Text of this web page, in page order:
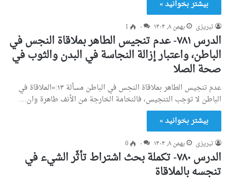
بیشتر بخوانید »
تبریزی بهمن ۸, ۱۴۰۴ ۰ 1
الدرس ۷۸۱- عدم تنجيس الطاهر بملاقاة النجس في
الباطن، واعتبار إزالة النجاسة في البدن والثوب في
صحة الصلا
عدم تنجيس الطاهر بملاقاة النجس في الباطن مسألة ۱۳:«الملاقاة في
الباطن لا توجب التنجيس، فالنخامة الخارجة من الأنف طاهرة وان…
بیشتر بخوانید »
تبریزی بهمن ۸, ۱۴۰۴ ۰ 0
الدرس ۷۸۰- تكملة بحث اشتراط تأثّر الشيء في
تنجسه بالملاقاة